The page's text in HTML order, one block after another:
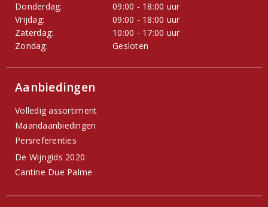
Donderdag:
09:00 - 18:00 uur
Vrijdag:
09:00 - 18:00 uur
Zaterdag:
10:00 - 17:00 uur
Zondag:
Gesloten
Aanbiedingen
Volledig assortiment
Maandaanbiedingen
Persreferenties
De Wijngids 2020
Cantine Due Palme